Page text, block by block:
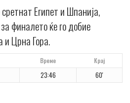
Египет и Шпанија,
финалето ќе го добие
и Црна Гора.
Време Крај
23:46 60'